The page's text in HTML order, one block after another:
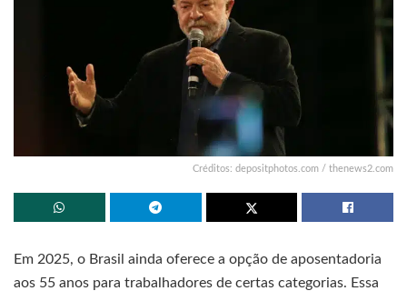
Créditos: depositphotos.com / thenews2.com
Em 2025, o Brasil ainda oferece a opção de aposentadoria
aos 55 anos para trabalhadores de certas categorias. Essa